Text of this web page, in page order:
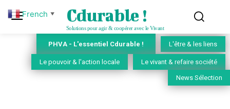
Cdurable !
Solutions pour agir & coopérer avec le Vivant
PHVA - L'essentiel Cdurable ! L'être & les liens
Le pouvoir & l'action locale Le vivant & refaire société
News Sélection
French ▼